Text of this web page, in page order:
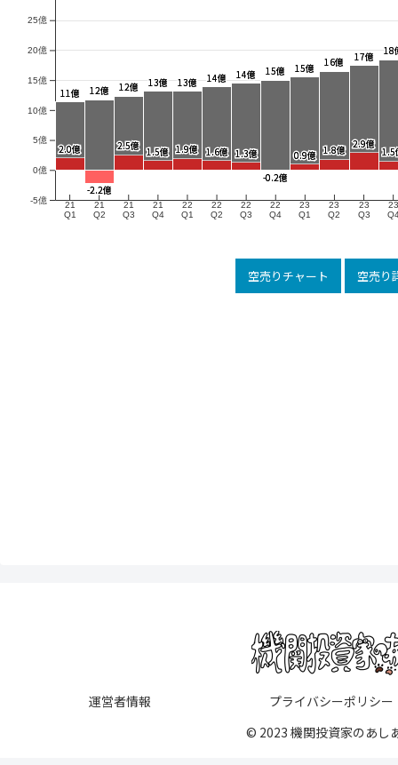
21
Q1
21
Q2
21
Q3
21
Q4
22
Q1
22
Q2
22
Q3
22
Q4
23
Q1
23
Q2
23
Q3
23
-5億
0億
5億
10億
15億
20億
25億
11億
11億 12億
12億 12億
12億 13億
13億 13億
13億 14億
14億 14億
14億 15億
15億 15億
15億 16億
16億 17億
17億 18
18
2.0億
2.0億
-2.2億
-2.2億
2.5億
2.5億 1.5億
1.5億 1.9億
1.9億 1.6億
1.6億 1.3億
1.3億
-0.2億
-0.2億
0.9億
0.9億 1.8億
1.8億
2.9億
2.9億
1.5
1.5
空売りチャート 空売り
運営者情報
プライバシーポリシー
© 2023 機関投資家のあし